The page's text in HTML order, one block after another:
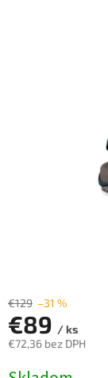
€129 –31 %
€89 / ks
€72,36 bez DPH